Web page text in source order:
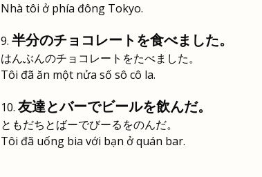
Nhà tôi ở phía đông Tokyo.
半分のチョコレートを食べました。
はんぶんのチョコレートをたべました。
Tôi đã ăn một nửa số sô cô la.
友達とバーでビールを飲んだ。
ともだちとばーでびーるをのんだ。
Tôi đã uống bia với bạn ở quán bar.